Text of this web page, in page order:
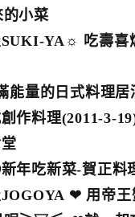
的小菜
YA☼ 吃壽喜
能量的日式料理
作料理(2011-3-
年吃新菜-賀正料
❤ 用帝王